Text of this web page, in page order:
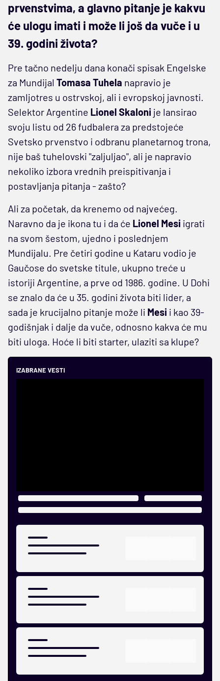
prvenstvima, a glavno pitanje je kakvu
će ulogu imati i može li još da vuče i u
39. godini života?
Pre tačno nedelju dana konači spisak Engelske
za Mundijal Tomasa Tuhela napravio je
zamljotres u ostrvskoj, ali i evropskoj javnosti.
Selektor Argentine Lionel Skaloni je lansirao
svoju listu od 26 fudbalera za predstojeće
Svetsko prvenstvo i odbranu planetarnog trona,
nije baš tuhelovski "zaljuljao", ali je napravio
nekoliko izbora vrednih preispitivanja i
postavljanja pitanja - zašto?
Ali za početak, da krenemo od najvećeg.
Naravno da je ikona tu i da će Lionel Mesi igrati
na svom šestom, ujedno i poslednjem
Mundijalu. Pre četiri godine u Kataru vodio je
Gaučose do svetske titule, ukupno treće u
istoriji Argentine, a prve od 1986. godine. U Dohi
se znalo da će u 35. godini života biti lider, a
sada je krucijalno pitanje može li Mesi i kao 39-
godišnjak i dalje da vuče, odnosno kakva će mu
biti uloga. Hoće li biti starter, ulaziti sa klupe?
IZABRANE VESTI